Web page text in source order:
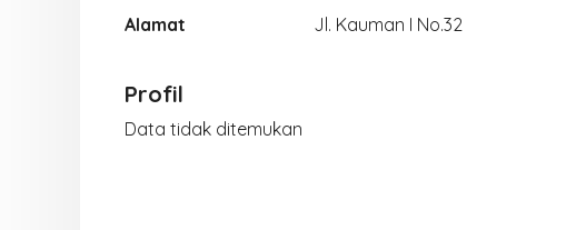
Alamat Jl. Kauman I No.32
Profil
Data tidak ditemukan